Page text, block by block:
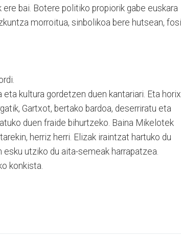
bai. Botere politiko propiorik gabe euskara
morroitua, sinbolikoa bere hutsean, fosil
kultura gordetzen duen kantariari. Eta
Gartxot, bertako bardoa, deserriratu eta
duen fraide bihurtzeko. Baina Mikelotek
herriz herri. Elizak iraintzat hartuko du
utziko du aita-semeak harrapatzea.
konkista.